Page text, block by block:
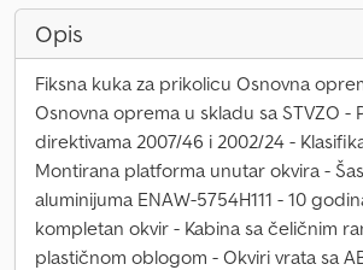
Opis
Fiksna kuka za prikolicu Osnovna
Osnovna oprema u skladu sa STVZO -
direktivama 2007/46 i 2002/24 -
Montirana platforma unutar okvira -
aluminijuma ENAW-5754H111 - 10
kompletan okvir - Kabina sa čeličnim
plastičnom oblogom - Okviri vrata sa